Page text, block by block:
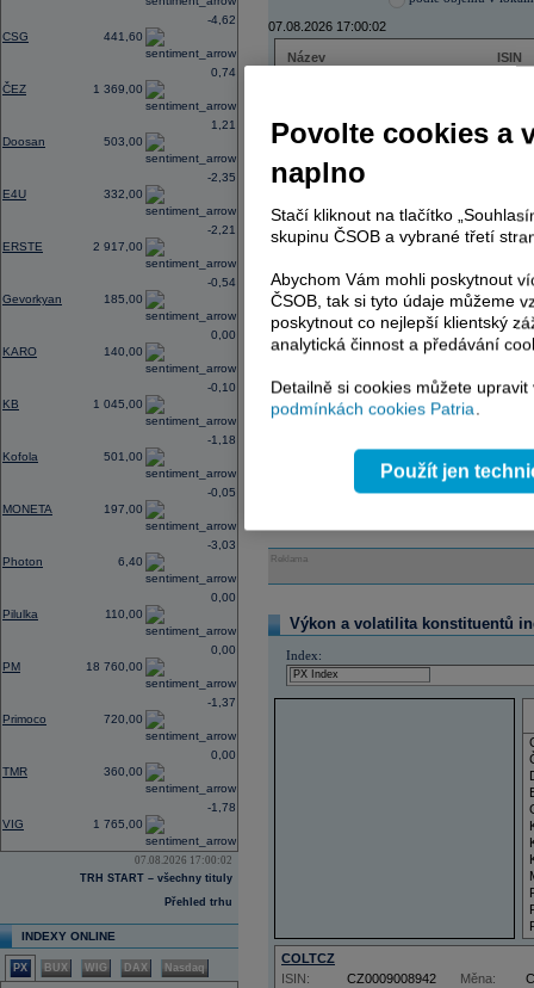
CSG 441,60
-4,62
ČEZ 1 369,00
0,74
Doosan 503,00
1,21
E4U 332,00
-2,35
ERSTE 2 917,00
-2,21
Gevorkyan 185,00
-0,54
KARO 140,00
0,00
KB 1 045,00
-0,10
Kofola 501,00
-1,18
MONETA 197,00
-0,05
Photon 6,40
-3,03
Pilulka 110,00
0,00
PM 18 760,00
0,00
Primoco 720,00
-1,37
TMR 360,00
0,00
VIG 1 765,00
-1,78
07.08.2026 17:00:02
TRH START – všechny tituly
Přehled trhu
INDEXY ONLINE
PX BUX WIG DAX Nasdaq
07.08.2026 17:00:02
Název
ISIN
ERSTE BANK
TMR
AD index - vývoj
Region
Reklama
Výkon a volatilita konstituentů
Index:
COLTCZ
ISIN: CZ0009008942 Měna:
Povolte cookies a
naplno
Stačí kliknout na tlačítko
skupinu ČSOB a vybrané třetí
Abychom Vám mohli poskytnout
ČSOB, tak si tyto údaje můžeme
poskytnout co nejlepší klientský
analytická činnost a předávání
Detailně si cookies můžete
podmínkách cookies Patria.
Použít jen